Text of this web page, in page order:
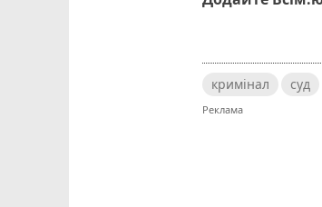
кримінал суд